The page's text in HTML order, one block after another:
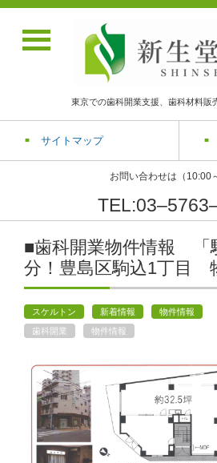
東京での歯科開業支援、歯科材料販
サイトマップ
お問い合わせは（10:00
■歯科開業物件情報 「
分！豊島区駒込1丁目
スケルトン 新着情報
物件情報
歯科開業
物件情報